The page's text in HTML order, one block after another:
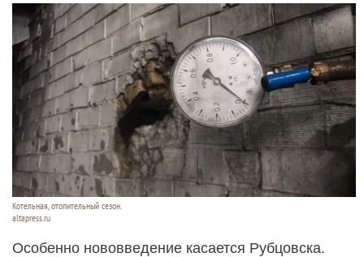
Котельная, отопительный сезон.
altapress.ru
Особенно нововведение касается Рубцовска.